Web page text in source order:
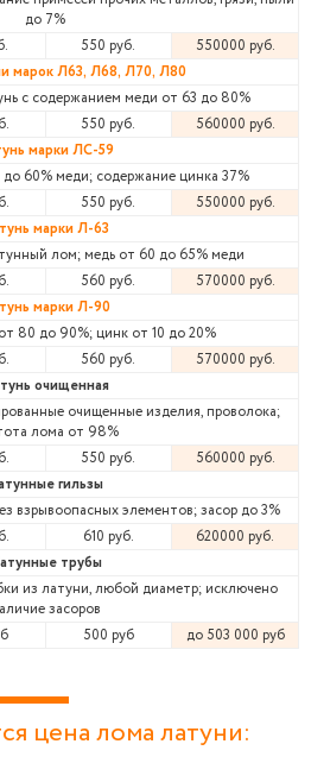
до 7%
550 руб.
550000 руб.
марок Л63, Л68, Л70, Л80
с содержанием меди от 63 до 80%
550 руб.
560000 руб.
марки ЛС-59
60% меди; содержание цинка 37%
550 руб.
550000 руб.
марки Л-63
лом; медь от 60 до 65% меди
560 руб.
570000 руб.
марки Л-90
80 до 90%; цинк от 10 до 20%
560 руб.
570000 руб.
очищенная
очищенные изделия, проволока;
лома от 98%
550 руб.
560000 руб.
гильзы
взрывоопасных элементов; засор до 3%
610 руб.
620000 руб.
трубы
из латуни, любой диаметр; исключено
засоров
500 руб до 503 000 руб
цена лома латуни: